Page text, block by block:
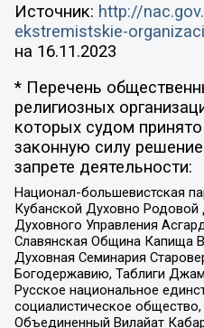
Источник: http://
ekstremistskie-
на 16.11.2023
* Перечень
религиозных
которых судом
законную силу
запрете деятельности:
Национал-большевистская
Кубанской Духовно
Духовного Управления
Славянская Община Капища
Духовная Семинария
Богодержавию, Таблиги
Русское национальное
социалистическое
Объединенный Вилайат